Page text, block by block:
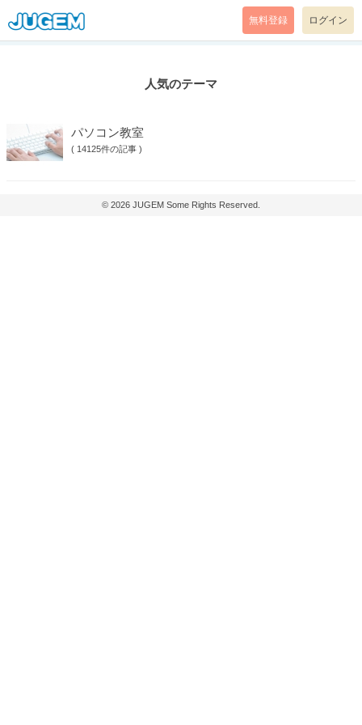
無料登録 ログイン
人気のテーマ
パソコン教室
( 14125件の記事 )
© 2026 JUGEM Some Rights Reserved.